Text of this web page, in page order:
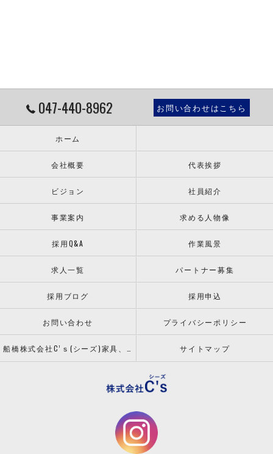
047-440-8962 お問い合わせはこちら
ホーム
会社概要 代表挨拶
ビジョン 社員紹介
事業案内 求める人物像
採用Q&A 作業風景
求人一覧 パートナー募集
採用ブログ 採用申込
お問い合わせ プライバシーポリシー
サイトマップ